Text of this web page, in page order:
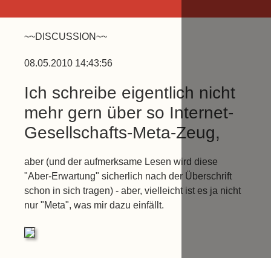
~~DISCUSSION~~
08.05.2010 14:43:56
Ich schreibe eigentlich nicht
mehr gern über so Internet-
Gesellschafts-Meta-Zeug,
aber (und der aufmerksame Lesen wird diese
"Aber-Erwartung" sicherlich nach der Überschrift
schon in sich tragen) - aber, vielleicht ist es ja nicht
nur "Meta", was mir dazu einfällt.